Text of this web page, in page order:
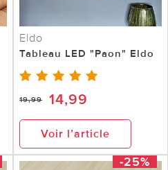
Eldo
Tableau LED "Paon" Eldo
19,99 14,99
Voir l’article
-25%